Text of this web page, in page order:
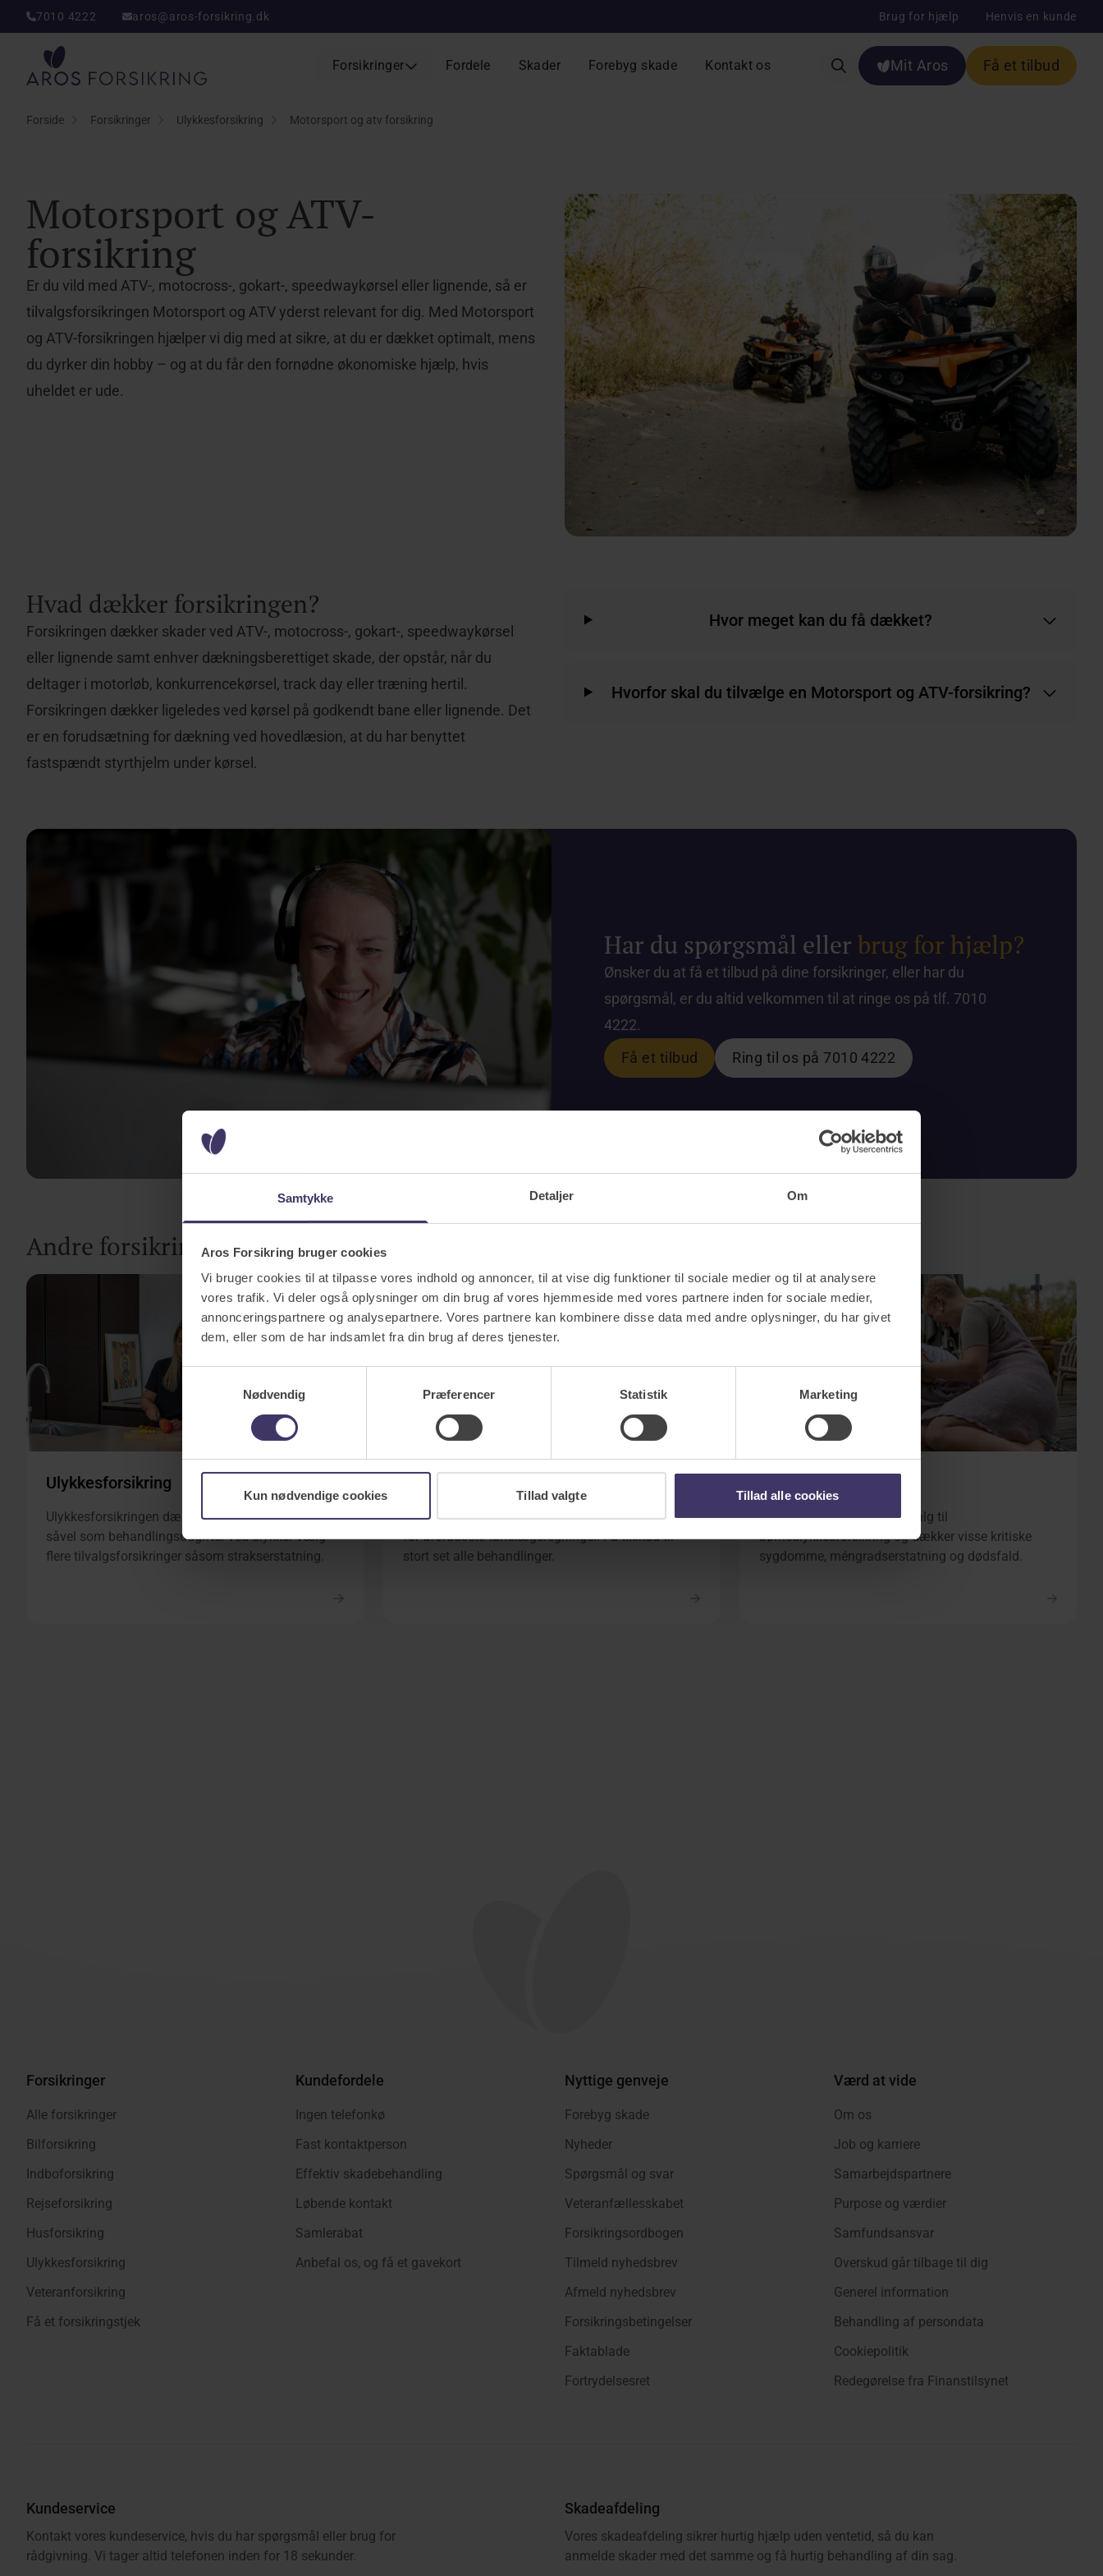
Samtykke Detaljer Om
Aros Forsikring bruger cookies
Vi bruger cookies til at tilpasse vores indhold og annoncer, til at vise dig funktioner til sociale medier og til at analysere
vores trafik. Vi deler også oplysninger om din brug af vores hjemmeside med vores partnere inden for sociale medier,
annonceringspartnere og analysepartnere. Vores partnere kan kombinere disse data med andre oplysninger, du har givet
dem, eller som de har indsamlet fra din brug af deres tjenester.
Nødvendig
Præferencer Statistik Marketing
Kun nødvendige cookies Tillad valgte Tillad alle cookies
7010 4222 aros@aros-forsikring.dk Brug for hjælp Henvis en kunde
Aros Forsikring
Forsikringer Fordele Skader Forebyg skade Kontakt os Mit Aros Få et tilbud
Forside Forsikringer Ulykkesforsikring Motorsport og atv forsikring
Motorsport og ATV-
forsikring
Er du vild med ATV-, motocross-, gokart-, speedwaykørsel eller lignende, så er
tilvalgsforsikringen Motorsport og ATV yderst relevant for dig. Med Motorsport
og ATV-forsikringen hjælper vi dig med at sikre, at du er dækket optimalt, mens
du dyrker din hobby – og at du får den fornødne økonomiske hjælp, hvis
uheldet er ude.
Hvad dækker forsikringen?
Forsikringen dækker skader ved ATV-, motocross-, gokart-, speedwaykørsel
eller lignende samt enhver dækningsberettiget skade, der opstår, når du
deltager i motorløb, konkurrencekørsel, track day eller træning hertil.
Forsikringen dækker ligeledes ved kørsel på godkendt bane eller lignende. Det
er en forudsætning for dækning ved hovedlæsion, at du har benyttet
fastspændt styrthjelm under kørsel.
Hvor meget kan du få dækket?
Hvorfor skal du tilvælge en Motorsport og ATV-forsikring?
Har du spørgsmål eller brug for hjælp?
Ønsker du at få et tilbud på dine forsikringer, eller har du
spørgsmål, er du altid velkommen til at ringe os på tlf. 7010
4222.
Få et tilbud
Ring til os på 7010 4222
Andre forsikringer til dig
Ulykkesforsikring
Ulykkesforsikringen dækker ulykker og varigt mén
såvel som behandlingsudgifter ved ulykke. Vælg
flere tilvalgsforsikringer såsom strakserstatning.
Med en tandforsikring kan du slippe bekymringen
for uforudsete tandlægeregninger. Få tilskud til
stort set alle behandlinger.
AP Børneforsikring er et tilvalg til
børneulykkesforsikring og dækker visse kritiske
sygdomme, méngradserstatning og dødsfald.
Forsikringer
Alle forsikringer
Bilforsikring
Indboforsikring
Rejseforsikring
Husforsikring
Ulykkesforsikring
Veteranforsikring
Få et forsikringstjek
Kundefordele
Ingen telefonkø
Fast kontaktperson
Effektiv skadebehandling
Løbende kontakt
Samlerabat
Anbefal os, og få et gavekort
Nyttige genveje
Forebyg skade
Nyheder
Spørgsmål og svar
Veteranfællesskabet
Forsikringsordbogen
Tilmeld nyhedsbrev
Afmeld nyhedsbrev
Forsikringsbetingelser
Faktablade
Fortrydelsesret
Værd at vide
Om os
Job og karriere
Samarbejdspartnere
Purpose og værdier
Samfundsansvar
Overskud går tilbage til dig
Generel information
Behandling af persondata
Cookiepolitik
Redegørelse fra Finanstilsynet
Kundeservice
Kontakt vores kundeservice, hvis du har spørgsmål eller brug for
rådgivning. Vi tager altid telefonen inden for 18 sekunder.
Skadeafdeling
Vores skadeafdeling sikrer hurtig hjælp uden ventetid, så du kan
anmelde skader med det samme og få hurtig behandling af din sag.